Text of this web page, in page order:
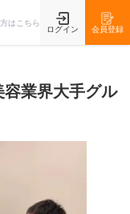
はこちら
ログイン 会員登録
業界大手グル